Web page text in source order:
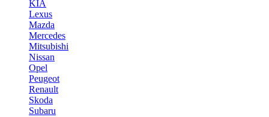
KIA
Lexus
Mazda
Mercedes
Mitsubishi
Nissan
Opel
Peugeot
Renault
Skoda
Subaru